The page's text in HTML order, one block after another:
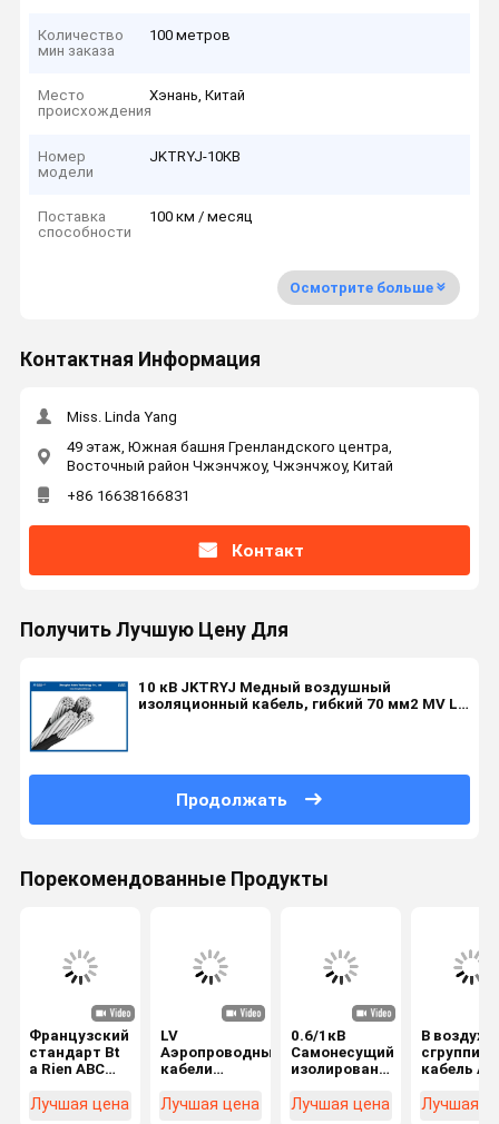
Количество
мин заказа
100 метров
Место
происхождения
Хэнань, Китай
Номер
модели
JKTRYJ-10КВ
Поставка
способности
100 км / месяц
Осмотрите больше
Контактная Информация
Miss. Linda Yang
49 этаж, Южная башня Гренландского центра,
Восточный район Чжэнчжоу, Чжэнчжоу, Китай
+86 16638166831
Контакт
Получить Лучшую Цену Для
10 кВ JKTRYJ Медный воздушный
изоляционный кабель, гибкий 70 мм2 MV Lv
Продолжать
Порекомендованные Продукты
Французский
стандарт Bt
a Rien ABC
3x50+54.6mm2
Лучшая цена
LV
Аэропроводные
кабели
Алюминиевый
Лучшая цена
0.6/1кВ
Самонесущий
изолированный
(СИП) ААБ/
Лучшая цена
В воздухе
кабель
XLPE
Лучшая